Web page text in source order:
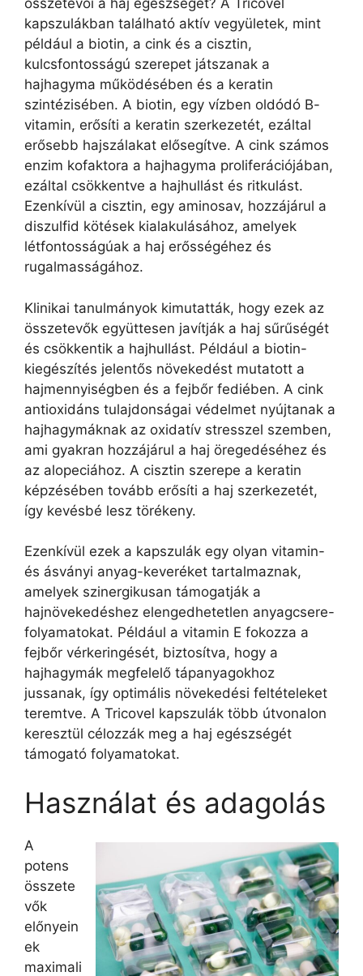
összetevői a haj egészségét? A Tricovel
kapszulákban található aktív vegyületek, mint
például a biotin, a cink és a cisztin,
kulcsfontosságú szerepet játszanak a
hajhagyma működésében és a keratin
szintézisében. A biotin, egy vízben oldódó B-
vitamin, erősíti a keratin szerkezetét, ezáltal
erősebb hajszálakat elősegítve. A cink számos
enzim kofaktora a hajhagyma proliferációjában,
ezáltal csökkentve a hajhullást és ritkulást.
Ezenkívül a cisztin, egy aminosav, hozzájárul a
diszulfid kötések kialakulásához, amelyek
létfontosságúak a haj erősségéhez és
rugalmasságához.
Klinikai tanulmányok kimutatták, hogy ezek az
összetevők együttesen javítják a haj sűrűségét
és csökkentik a hajhullást. Például a biotin-
kiegészítés jelentős növekedést mutatott a
hajmennyiségben és a fejbőr fediében. A cink
antioxidáns tulajdonságai védelmet nyújtanak a
hajhagymáknak az oxidatív stresszel szemben,
ami gyakran hozzájárul a haj öregedéséhez és
az alopeciához. A cisztin szerepe a keratin
képzésében tovább erősíti a haj szerkezetét,
így kevésbé lesz törékeny.
Ezenkívül ezek a kapszulák egy olyan vitamin-
és ásványi anyag-keveréket tartalmaznak,
amelyek szinergikusan támogatják a
hajnövekedéshez elengedhetetlen anyagcsere-
folyamatokat. Például a vitamin E fokozza a
fejbőr vérkeringését, biztosítva, hogy a
hajhagymák megfelelő tápanyagokhoz
jussanak, így optimális növekedési feltételeket
teremtve. A Tricovel kapszulák több útvonalon
keresztül célozzák meg a haj egészségét
támogató folyamatokat.
Használat és adagolás
A
potens
összete
vők
előnyein
ek
maximali